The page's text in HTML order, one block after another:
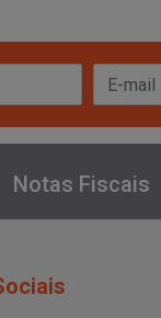
Notas Fiscais